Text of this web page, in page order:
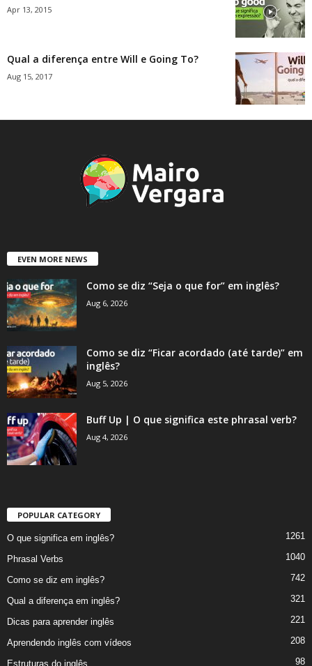
Apr 13, 2015
Qual a diferença entre Will e Going To?
Aug 15, 2017
EVEN MORE NEWS
Como se diz “Seja o que for” em inglês?
Aug 6, 2026
Como se diz “Ficar acordado (até tarde)” em
inglês?
Aug 5, 2026
Buff Up | O que significa este phrasal verb?
Aug 4, 2026
POPULAR CATEGORY
O que significa em inglês? 1261
Phrasal Verbs 1040
Como se diz em inglês? 742
Qual a diferença em inglês? 321
Dicas para aprender inglês 221
Aprendendo inglês com vídeos 208
Estruturas do inglês 98